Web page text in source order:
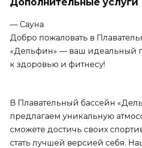
— Сауна
Добро пожаловать в
«Дельфин» — ваш идеальный
к здоровью и фитнесу!
В Плавательный бассейн
предлагаем уникальную
сможете достичь своих
стать лучшей версией себя.